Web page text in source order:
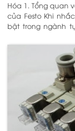
Hóa 1. Tổng quan về van điện từ Festo 1.1. Lịch sử phát triển
của Festo Khi nhắc đến van điện từ, một cái tên luôn nổi
bật trong ngành